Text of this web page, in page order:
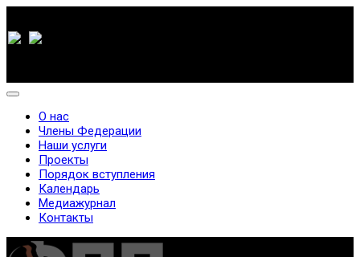
О нас
Члены Федерации
Наши услуги
Проекты
Порядок вступления
Календарь
Медиажурнал
Контакты